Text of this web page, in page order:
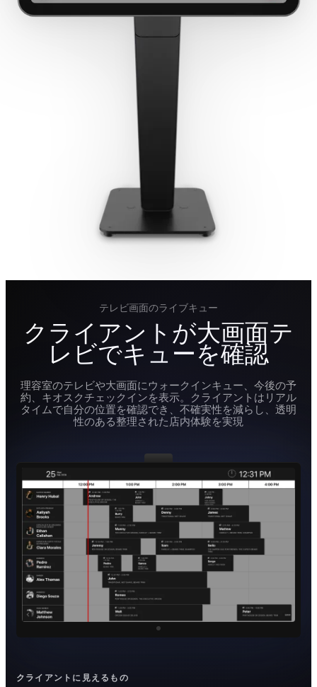
テレビ画面のライブキュー
クライアントが大画面テ
レビでキューを確認
理容室のテレビや大画面にウォークインキュー、今後の予
約、キオスクチェックインを表示。クライアントはリアル
タイムで自分の位置を確認でき、不確実性を減らし、透明
性のある整理された店内体験を実現
クライアントに見えるもの